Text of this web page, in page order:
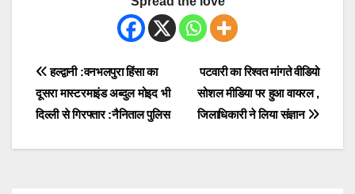
Post
navigation
पटवारी का रिश्वत मांगते वीडियो
सोशल मीडिया पर हुआ वायरल ,
जिलाधिकारी ने लिया संज्ञान
हल्द्वानी :वनभलपुरा हिंसा का
दूसरा मास्टरमाइंड अब्दुल मोइद भी
दिल्ली से गिरफ्तार :नैनिताल पुलिस